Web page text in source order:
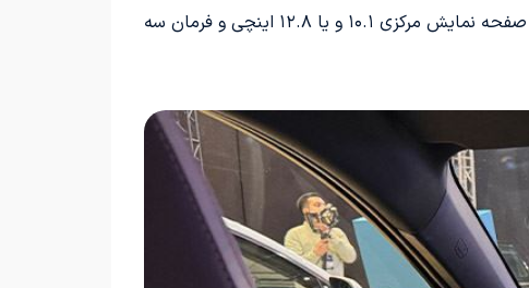
برای فضای داخلی چین پلاس پلاگین هیبرید، دو رنگ جدید قهوه‌ای و آبی اضافه شده است. پنل ابزار ۸.۸ اینچی، صفحه نمایش مرکزی ۱۰.۱ و یا ۱۲.۸ اینچی و فرمان سه